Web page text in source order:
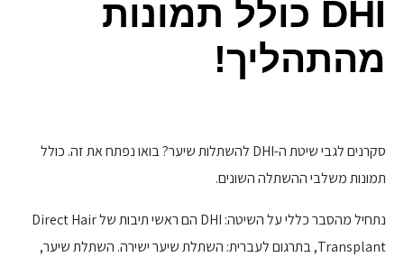
DHI כולל תמונות
מהתהליך!
סקרנים לגבי שיטת ה-DHI להשתלות שיער? בואו נפתח את זה. כולל
תמונות משלבי ההשתלה השונים.
נתחיל מהסבר כללי על השיטה: DHI הם ראשי תיבות של Direct Hair
Transplant, בתרגום לעברית: השתלת שיער ישירה. השתלת שיער,